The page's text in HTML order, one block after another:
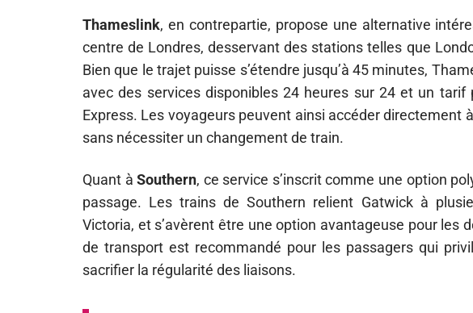
Thameslink, en contrepartie, propose une alternative
centre de Londres, desservant des stations telles que
Bien que le trajet puisse s’étendre jusqu’à 45 minutes,
avec des services disponibles 24 heures sur 24 et un
Express. Les voyageurs peuvent ainsi accéder directement
sans nécessiter un changement de train.
Quant àSouthern, ce service s’inscrit comme une option
passage. Les trains de Southern relient Gatwick à
Victoria, et s’avèrent être une option avantageuse pour les
de transport est recommandé pour les passagers qui
sacrifier la régularité des liaisons.